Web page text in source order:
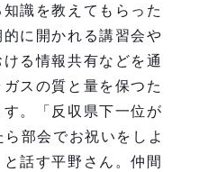
識を教えてもらった
に開かれる講習会や
る情報共有などを通
スの質と量を保つた
。「反収県下一位が
部会でお祝いをしよ
話す平野さん。仲間